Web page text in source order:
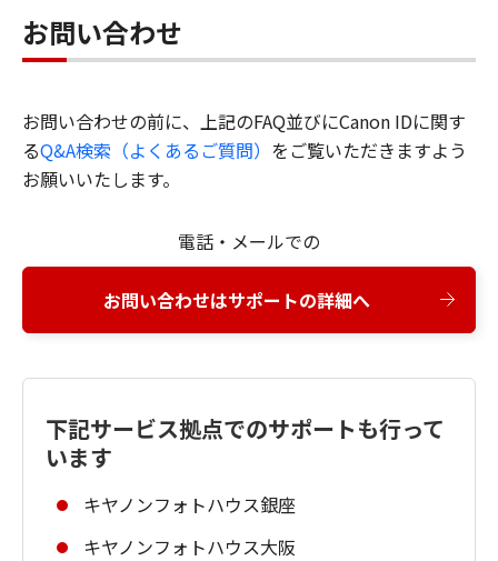
お問い合わせ
お問い合わせの前に、上記のFAQ並びにCanon IDに関す
るQ&A検索（よくあるご質問） をご覧いただきますよう
お願いいたします。
電話・メールでの
お問い合わせはサポートの詳細へ
下記サービス拠点でのサポートも行って
います
キヤノンフォトハウス銀座
キヤノンフォトハウス大阪